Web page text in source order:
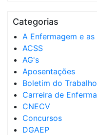
Categorias
A Enfermagem e as
ACSS
AG's
Aposentações
Boletim do
Carreira de
CNECV
Concursos
DGAEP